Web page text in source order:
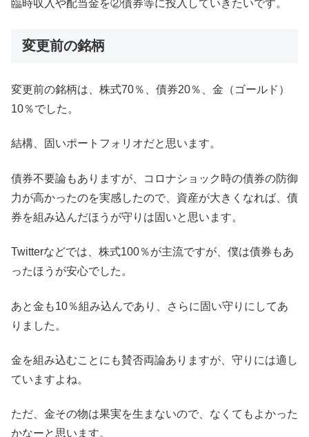
臨時収入や配当金を②債券等に投入していきたいです。
変更前の銘柄
変更前の銘柄は、株式70％、債券20％、金（ゴールド）
10％でした。
結構、固いポートフォリオだと思います。
債券不要論もありますが、コロナショック時の債券の防御
力が高かったのを実感したので、資産が大きくなれば、債
券を組み込んだほうが守りは固いと思います。
Twitterなどでは、株式100％が主流ですが、僕は債券もあ
ったほうが安心でした。
あと金も10％組み込んであり、さらに固い守りにしてあ
りました。
金を組み込むことにも賛否両論ありますが、守りには適し
ていますよね。
ただ、金その物は果実を生まないので、なくてもよかった
かなーと思います。